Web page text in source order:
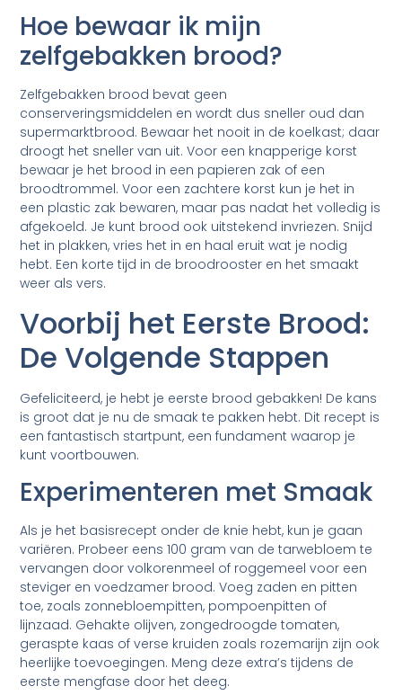
Hoe bewaar ik mijn
zelfgebakken brood?
Zelfgebakken brood bevat geen
conserveringsmiddelen en wordt dus sneller oud dan
supermarktbrood. Bewaar het nooit in de koelkast; daar
droogt het sneller van uit. Voor een knapperige korst
bewaar je het brood in een papieren zak of een
broodtrommel. Voor een zachtere korst kun je het in
een plastic zak bewaren, maar pas nadat het volledig is
afgekoeld. Je kunt brood ook uitstekend invriezen. Snijd
het in plakken, vries het in en haal eruit wat je nodig
hebt. Een korte tijd in de broodrooster en het smaakt
weer als vers.
Voorbij het Eerste Brood:
De Volgende Stappen
Gefeliciteerd, je hebt je eerste brood gebakken! De kans
is groot dat je nu de smaak te pakken hebt. Dit recept is
een fantastisch startpunt, een fundament waarop je
kunt voortbouwen.
Experimenteren met Smaak
Als je het basisrecept onder de knie hebt, kun je gaan
variëren. Probeer eens 100 gram van de tarwebloem te
vervangen door volkorenmeel of roggemeel voor een
steviger en voedzamer brood. Voeg zaden en pitten
toe, zoals zonnebloempitten, pompoenpitten of
lijnzaad. Gehakte olijven, zongedroogde tomaten,
geraspte kaas of verse kruiden zoals rozemarijn zijn ook
heerlijke toevoegingen. Meng deze extra’s tijdens de
eerste mengfase door het deeg.